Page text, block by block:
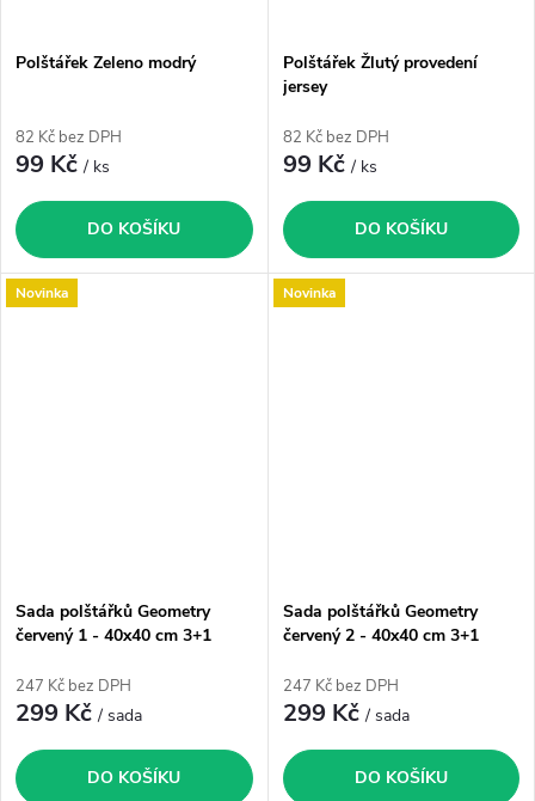
Polštářek Zeleno modrý
82 Kč bez DPH
99 Kč/ ks
DO KOŠÍKU
Polštářek Žlutý provedení
jersey
82 Kč bez DPH
99 Kč/ ks
DO KOŠÍKU
Novinka
Sada polštářků Geometry
červený 1 - 40x40 cm 3+1
247 Kč bez DPH
299 Kč/ sada
DO KOŠÍKU
Novinka
Sada polštářků Geometry
červený 2 - 40x40 cm 3+1
247 Kč bez DPH
299 Kč/ sada
DO KOŠÍKU